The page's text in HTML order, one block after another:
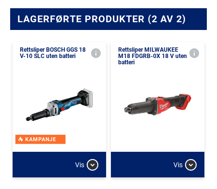
LAGERFØRTE PRODUKTER (2 AV 2)
Rettsliper BOSCH GGS 18
V-10 SLC uten batteri
KAMPANJE
Vis
Rettsliper MILWAUKEE
M18 FDGRB-0X 18 V uten
batteri
Vis